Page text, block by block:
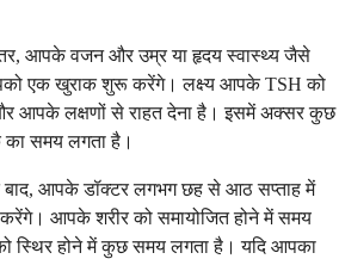
आपके वजन और उम्र या हृदय स्वास्थ्य जैसे
एक खुराक शुरू करेंगे। लक्ष्य आपके TSH को
और आपके लक्षणों से राहत देना है। इसमें अक्सर कुछ
समय लगता है।
आपके डॉक्टर लगभग छह से आठ सप्ताह में
आपके शरीर को समायोजित होने में समय
स्थिर होने में कुछ समय लगता है। यदि आपका